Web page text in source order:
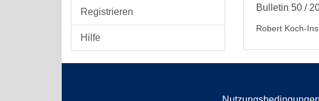
Registrieren
Hilfe
Bulletin 50 /
Robert Koch-